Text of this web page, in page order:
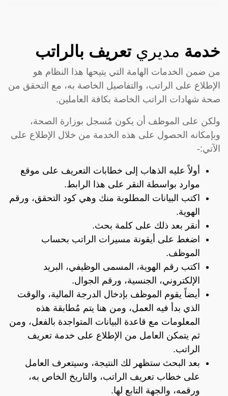
خدمة مديريتعريف بالراتب
من ضمن الخدمات الهامة التي يتيحها هذا النظام هو
الإطلاع على الراتب، والتفاصيل الخاصة به، مع التحقق من
صحة شهادات الراتب الخاصة بكافة العاملين.
ولكن على الموظف أن يكون مُسجل بوزارة الصحة،
وبإمكانه الحصول على هذه الخدمة من خلال الإطلاع على
الآتي:-
أولاً عليه الذهاب إلى خطابات التعريف على موقع
موارد بواسطة النقر على هذا الرابط.
اكتب البيانات المطلوبة منك وهي كود التحقق، ورقم
الهوية.
أنقر بعد ذلك على كلمة بحث.
اضغط على أيقونة مسيرات الراتب بحساب
الموظف.
اكتب رقم الهوية، المسمى الوظيفي، البريد
الإلكتروني، الجنسية، ورقم الجوال.
أيضاً يقوم الموظف بإدخال الدرجة المالية، والوقت
الذي بدأ فيه العمل، ومن هنا يتم مُطابقة هذه
المعلومات مع قاعدة البيانات المتواجدة بالفعل، ومن
ثم يتمكن العامل من الإطلاع على خدمة تعريف
الراتب.
بعد البحث ستظهر لك النتيجة، وسيتعرف العامل
على خطاب تعريف الراتب، والتاريخ الخاص به،
ورقمه، والجهة التابع لها.